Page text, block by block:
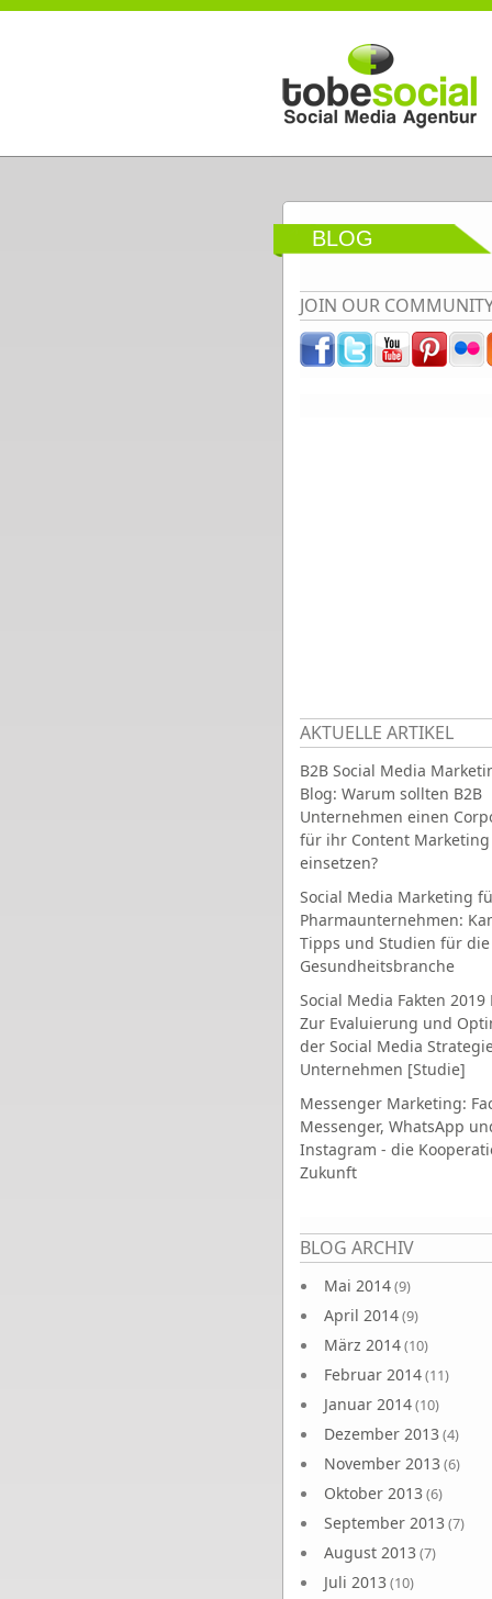
Direkt zum Inhalt
BLOG
JOIN OUR
AKTUELLE ARTIKEL
B2B Social Media
Blog: Warum sollten B2B
Unternehmen einen
für ihr Content Marketing
einsetzen?
Social Media Marketing
Pharmaunternehmen:
Tipps und Studien für die
Gesundheitsbranche
Social Media Fakten 2019
Zur Evaluierung und
der Social Media
Unternehmen [Studie]
Messenger Marketing:
Messenger, WhatsApp
Instagram - die
Zukunft
BLOG ARCHIV
Mai 2014(9)
April 2014(9)
März 2014(10)
Februar 2014(11)
Januar 2014(10)
Dezember 2013 (4)
November 2013 (6)
Oktober 2013 (6)
September 2013 (7)
August 2013 (7)
Juli 2013 (10)
Seiten